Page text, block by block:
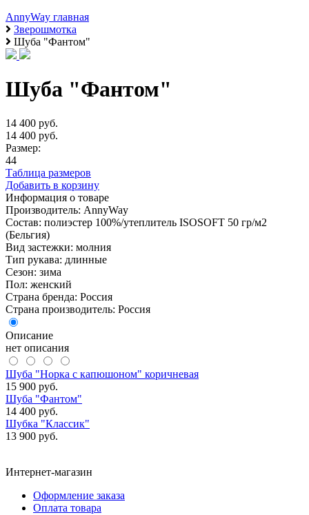
AnnyWay главная
Зверошмотка
Шуба "Фантом"
Шуба "Фантом"
14 400 руб.
14 400 руб.
Размер:
44
Таблица размеров
Добавить в корзину
Информация о товаре
Производитель: AnnyWay
Состав: полиэстер 100%/утеплитель ISOSOFT 50 гр/м2
(Бельгия)
Вид застежки: молния
Тип рукава: длинные
Сезон: зима
Пол: женский
Страна бренда: Россия
Страна производитель: Россия
Описание
нет описания
Шуба "Норка с капюшоном" коричневая
15 900 руб.
Шуба "Фантом"
14 400 руб.
Шубка "Классик"
13 900 руб.
Интернет-магазин
Оформление заказа
Оплата товара